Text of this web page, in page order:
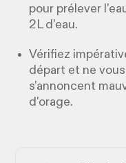
pour prélever
2L d'eau.
Vérifiez
départ et ne
s'annoncent
d'orage.